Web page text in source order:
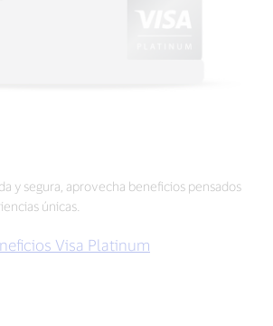
y segura, aprovecha beneficios pensados
únicas.
Visa Platinum